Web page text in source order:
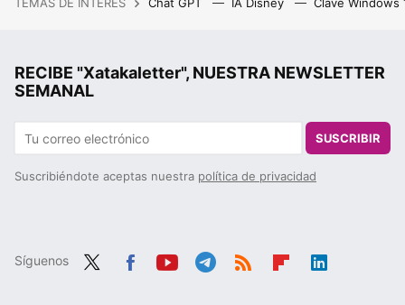
RECIBE "Xatakaletter", NUESTRA NEWSLETTER
SEMANAL
SUSCRIBIR
Suscribiéndote aceptas nuestra política de privacidad
Síguenos